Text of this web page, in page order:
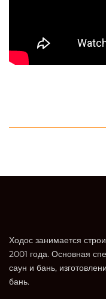
Ходос занимается
2001 года. Основная
саун и бань,
бань.